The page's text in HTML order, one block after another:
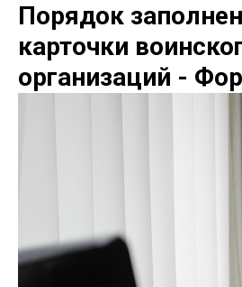
Порядок
карточки
организаций -